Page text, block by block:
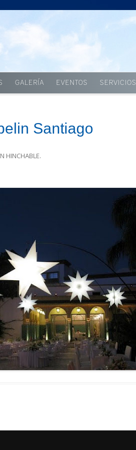
Skip to content
GALERÍA EVENTOS SERVICIOS
Santiago
HINCHABLE.